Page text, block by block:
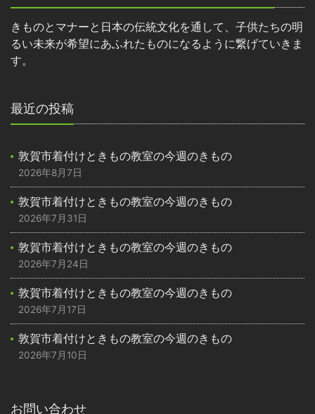
きものとマナーと日本の伝統文化を通して、子供たちの明
るい未来が希望にあふれたものになるように繋げていきま
す。
最近の投稿
敦賀市着付けときもの教室の今週のきもの
2026年8月7日
敦賀市着付けときもの教室の今週のきもの
2026年7月31日
敦賀市着付けときもの教室の今週のきもの
2026年7月24日
敦賀市着付けときもの教室の今週のきもの
2026年7月17日
敦賀市着付けときもの教室の今週のきもの
2026年7月10日
お問い合わせ